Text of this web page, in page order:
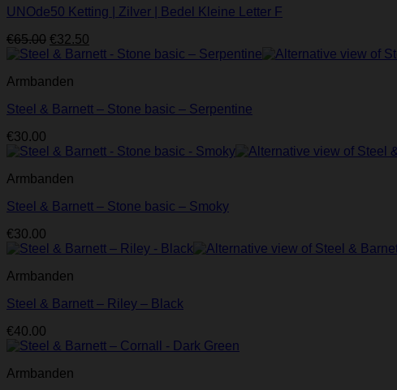
UNOde50 Ketting | Zilver | Bedel Kleine Letter F
€65.00 Oorspronkelijke
prijs
€65.00.
€32.50
prijs
Armbanden
Steel & Barnett – Stone basic – Serpentine
€30.00
Armbanden
Steel & Barnett – Stone basic – Smoky
€30.00
Armbanden
Steel & Barnett – Riley – Black
€40.00
Armbanden